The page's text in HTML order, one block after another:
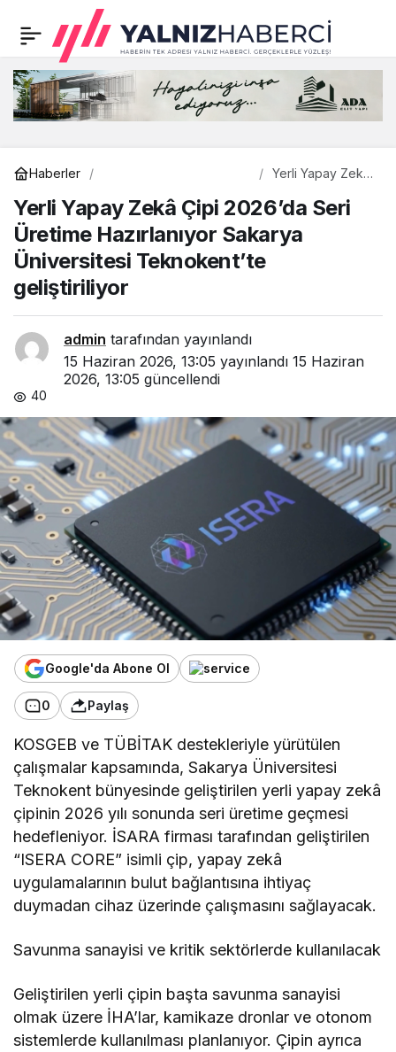
Haberler
Yerli Yapay Zekâ
Üretime
Hazırlanıyor
Sakarya
Üniversitesi
Yerli Yapay Zekâ Çipi 2026’da Seri
Üretime Hazırlanıyor Sakarya
Üniversitesi Teknokent’te
geliştiriliyor
admin tarafından yayınlandı
15 Haziran 2026, 13:05 yayınlandı 15 Haziran
2026, 13:05 güncellendi
40
Google'da Abone Ol
0 Paylaş
KOSGEB ve TÜBİTAK destekleriyle yürütülen
çalışmalar kapsamında, Sakarya Üniversitesi
Teknokent bünyesinde geliştirilen yerli yapay zekâ
çipinin 2026 yılı sonunda seri üretime geçmesi
hedefleniyor. İSARA firması tarafından geliştirilen
“ISERA CORE” isimli çip, yapay zekâ
uygulamalarının bulut bağlantısına ihtiyaç
duymadan cihaz üzerinde çalışmasını sağlayacak.
Savunma sanayisi ve kritik sektörlerde kullanılacak
Geliştirilen yerli çipin başta savunma sanayisi
olmak üzere İHA’lar, kamikaze dronlar ve otonom
sistemlerde kullanılması planlanıyor. Çipin ayrıca
AKM, AFA, Bilim Merkezi
ve Şehir Kütüphanesiyle
parlayan Sakarya’nın en
büyük aktörü gençler
olacak
0